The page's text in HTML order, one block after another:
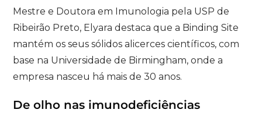
Mestre e Doutora em Imunologia pela USP de
Ribeirão Preto, Elyara destaca que a Binding Site
mantém os seus sólidos alicerces científicos, com
base na Universidade de Birmingham, onde a
empresa nasceu há mais de 30 anos.
De olho nas imunodeficiências